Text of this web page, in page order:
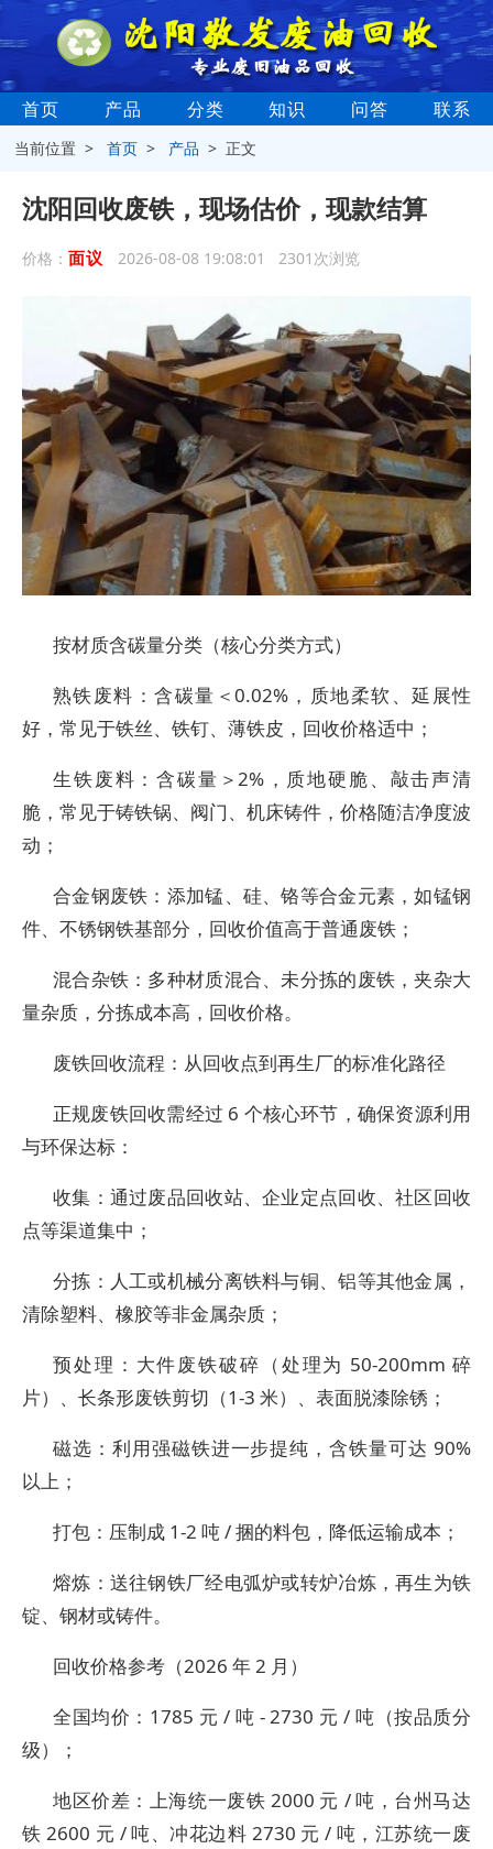
首页 产品 分类 知识 问答 联系
当前位置 >首页 > 产品 > 正文
沈阳回收废铁，现场估价，现款结算
价格： 面议 2026-08-08 19:08:01 2301次浏览
按材质含碳量分类（核心分类方式）​
熟铁废料：含碳量＜0.02%，质地柔软、延展性
好，常见于铁丝、铁钉、薄铁皮，回收价格适中；​
生铁废料：含碳量＞2%，质地硬脆、敲击声清
脆，常见于铸铁锅、阀门、机床铸件，价格随洁净度波
动；​
合金钢废铁：添加锰、硅、铬等合金元素，如锰钢
件、不锈钢铁基部分，回收价值高于普通废铁；​
混合杂铁：多种材质混合、未分拣的废铁，夹杂大
量杂质，分拣成本高，回收价格。
废铁回收流程：从回收点到再生厂的标准化路径​
正规废铁回收需经过 6 个核心环节，确保资源利用
与环保达标：​
收集：通过废品回收站、企业定点回收、社区回收
点等渠道集中；​
分拣：人工或机械分离铁料与铜、铝等其他金属，
清除塑料、橡胶等非金属杂质；​
预处理：大件废铁破碎（处理为 50-200mm 碎
片）、长条形废铁剪切（1-3 米）、表面脱漆除锈；​
磁选：利用强磁铁进一步提纯，含铁量可达 90%
以上；​
打包：压制成 1-2 吨 / 捆的料包，降低运输成本；​
熔炼：送往钢铁厂经电弧炉或转炉冶炼，再生为铁
锭、钢材或铸件。
回收价格参考（2026 年 2 月）​
全国均价：1785 元 / 吨 - 2730 元 / 吨（按品质分
级）；​
地区价差：上海统一废铁 2000 元 / 吨，台州马达
铁 2600 元 / 吨、冲花边料 2730 元 / 吨，江苏统一废